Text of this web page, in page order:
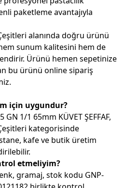
paketleme avantajıyla
alanında doğru ürünü
sunum kalitesini hem de
Ürünü hemen sepetinize
bu ürünü online sipariş
için uygundur?
GN 1/1 65mm KÜVET ŞEFFAF,
kategorisinde
kafe ve butik üretim
etmeliyim?
gramaj, stok kodu GNP-